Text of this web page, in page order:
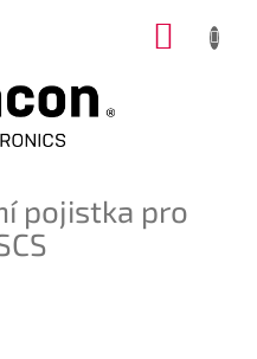
pojistka pro